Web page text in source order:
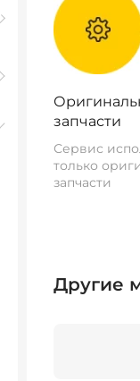
запчасти
Сервис
только
запчасти
Другие